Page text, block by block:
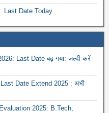
Last Date Today
Last Date बढ़ गया: जल्दी करें
Date Extend 2025 : अभी
2025: B.Tech,